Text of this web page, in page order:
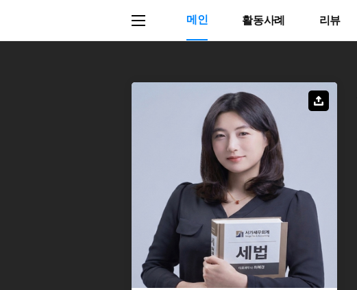
메인 활동사례 리뷰